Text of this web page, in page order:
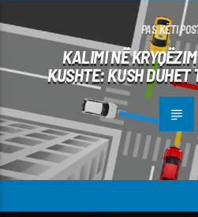
PAS KËTI
KALIMI NË
KUSHTE: KUSH DUHET